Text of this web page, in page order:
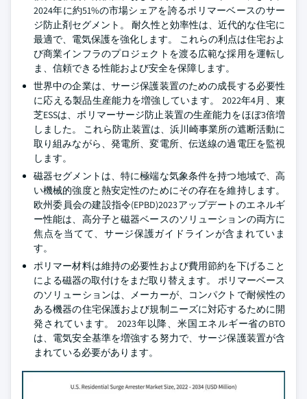
2024年に約51%の市場シェアを誇るポリマーベースのサー
ジ防止剤セグメント。 耐久性と効率性は、近代的な住宅に
最適で、電気保護を強化します。 これらの利点は住宅およ
び商業インフラのプロジェクトを渡る広範な採用を運転し
ま、信頼できる性能および安全を保障します。
世界中の企業は、サージ保護装置のための成長する必要性
に応える製品生産能力を増強しています。 2022年4月、東
芝ESSは、ポリマーサージ防止装置の生産能力をほぼ3倍増
しました。 これら防止装置は、浜川崎事業所の遮断活動に
取り組みながら、発電所、変電所、伝送線の過電圧を監視
します。
磁器セグメントは、特に極端な気象条件を持つ地域で、高
い機械的強度と熱安定性のためにその存在を維持します。
欧州委員会の建設指令(EPBD)2023アップデートのエネルギ
ー性能は、高分子と磁器ベースのソリューションの両方に
焦点を当てて、サージ保護ガイドラインが含まれていま
す。
ポリマー材料は維持の必要性および費用節約を下げること
による磁器の取付けをまだ取り替えます。 ポリマーベース
のソリューションは、メーカーが、コンパクトで耐候性の
ある機器の住宅保護および規制ニーズに対応するために開
発されています。 2023年以降、米国エネルギー省のBTO
は、電気安全基準を増強する努力で、サージ保護装置が含
まれている必要があります。